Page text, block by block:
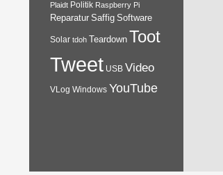
Plaidt Politik Raspberry Pi
Reparatur Saffig Software
Solar tdoh Teardown Toot
Tweet USB Video
VLog Windows YouTube